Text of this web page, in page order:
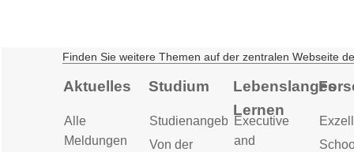
Finden Sie weitere Themen auf der zentralen Webseite
Aktuelles
Alle
Meldungen
Studium
Studienangebot
Von der
Lebenslanges
Lernen
Executive
and